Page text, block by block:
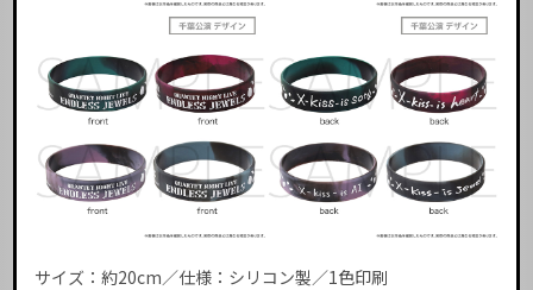
サイズ：約20cm／仕様：シリコン製／1色印刷